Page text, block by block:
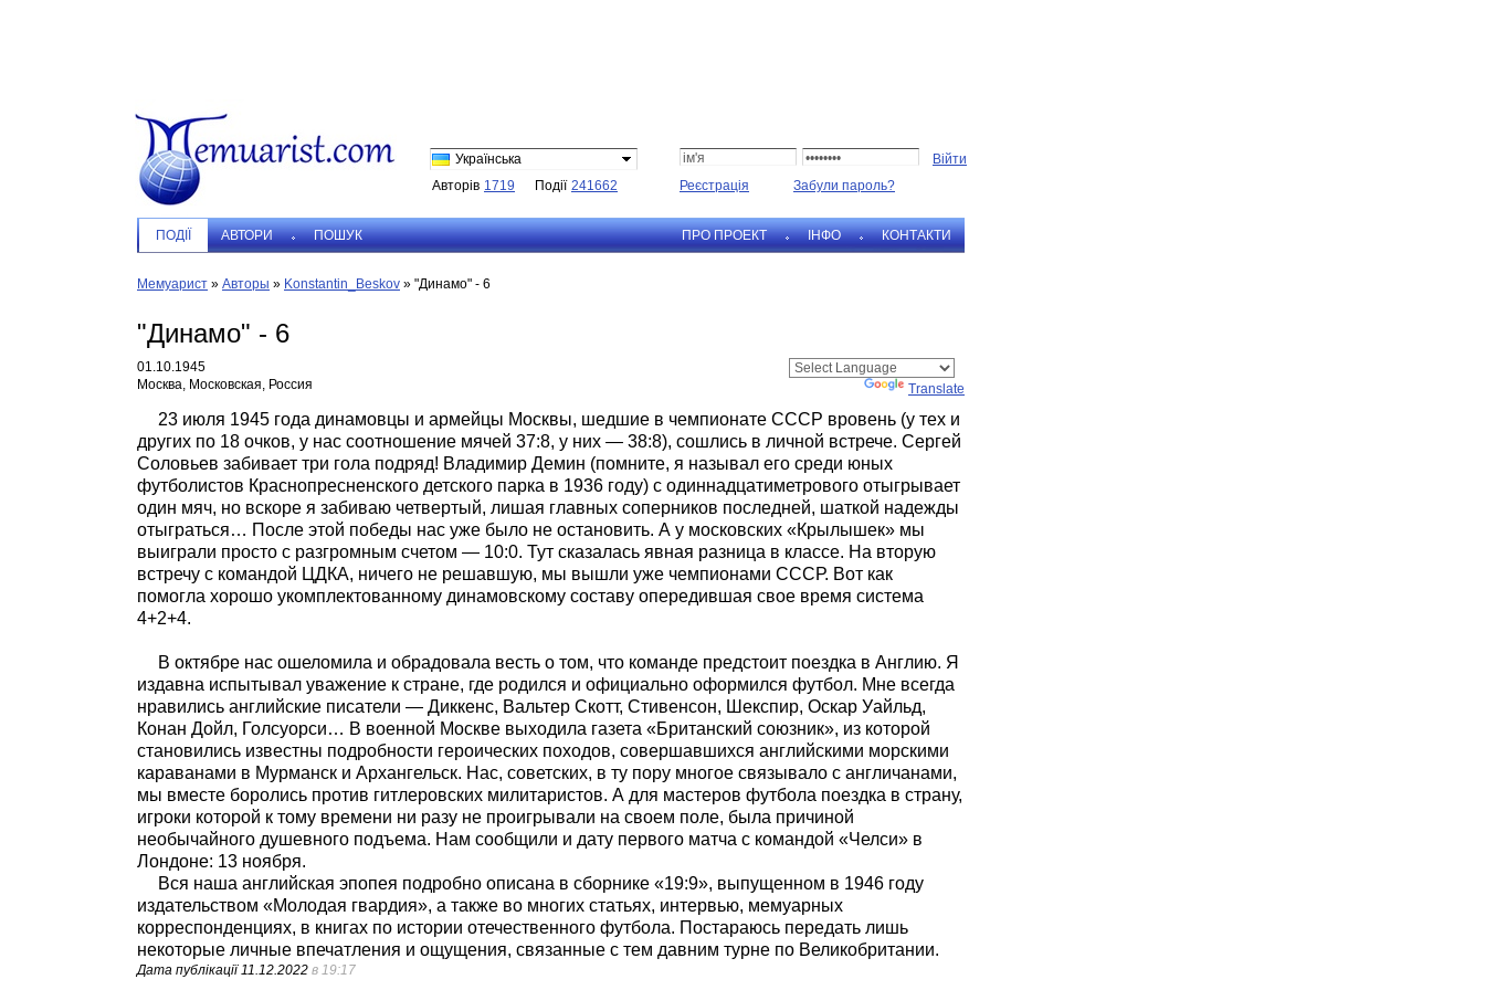
Українська
Авторів 1719 Події 241662 Реєстрація Забули пароль?
ПОДIЇ АВТОРИ ПОШУК ПРО ПРОЕКТ IНФО КОНТАКТИ
Мемуарист » Авторы » Konstantin_Beskov » "Динамо" - 6
"Динамо" - 6
01.10.1945
Москва, Московская, Россия
Translate
23 июля 1945 года динамовцы и армейцы Москвы, шедшие в чемпионате СССР вровень (у тех и
других по 18 очков, у нас соотношение мячей 37:8, у них — 38:8), сошлись в личной встрече. Сергей
Соловьев забивает три гола подряд! Владимир Демин (помните, я называл его среди юных
футболистов Краснопресненского детского парка в 1936 году) с одиннадцатиметрового отыгрывает
один мяч, но вскоре я забиваю четвертый, лишая главных соперников последней, шаткой надежды
отыграться… После этой победы нас уже было не остановить. А у московских «Крылышек» мы
выиграли просто с разгромным счетом — 10:0. Тут сказалась явная разница в классе. На вторую
встречу с командой ЦДКА, ничего не решавшую, мы вышли уже чемпионами СССР. Вот как
помогла хорошо укомплектованному динамовскому составу опередившая свое время система
4+2+4.
В октябре нас ошеломила и обрадовала весть о том, что команде предстоит поездка в Англию. Я
издавна испытывал уважение к стране, где родился и официально оформился футбол. Мне всегда
нравились английские писатели — Диккенс, Вальтер Скотт, Стивенсон, Шекспир, Оскар Уайльд,
Конан Дойл, Голсуорси… В военной Москве выходила газета «Британский союзник», из которой
становились известны подробности героических походов, совершавшихся английскими морскими
караванами в Мурманск и Архангельск. Нас, советских, в ту пору многое связывало с англичанами,
мы вместе боролись против гитлеровских милитаристов. А для мастеров футбола поездка в страну,
игроки которой к тому времени ни разу не проигрывали на своем поле, была причиной
необычайного душевного подъема. Нам сообщили и дату первого матча с командой «Челси» в
Лондоне: 13 ноября.
Вся наша английская эпопея подробно описана в сборнике «19:9», выпущенном в 1946 году
издательством «Молодая гвардия», а также во многих статьях, интервью, мемуарных
корреспонденциях, в книгах по истории отечественного футбола. Постараюсь передать лишь
некоторые личные впечатления и ощущения, связанные с тем давним турне по Великобритании.
Дата публікації11.12.2022 в 19:17